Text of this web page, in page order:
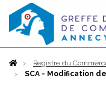
AccueilRegistre du
SCA - Modification